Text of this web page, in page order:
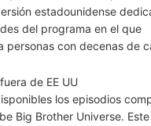
estadounidense
del programa en el que
personas con decenas de
de EE UU
los episodios
Big Brother Universe.